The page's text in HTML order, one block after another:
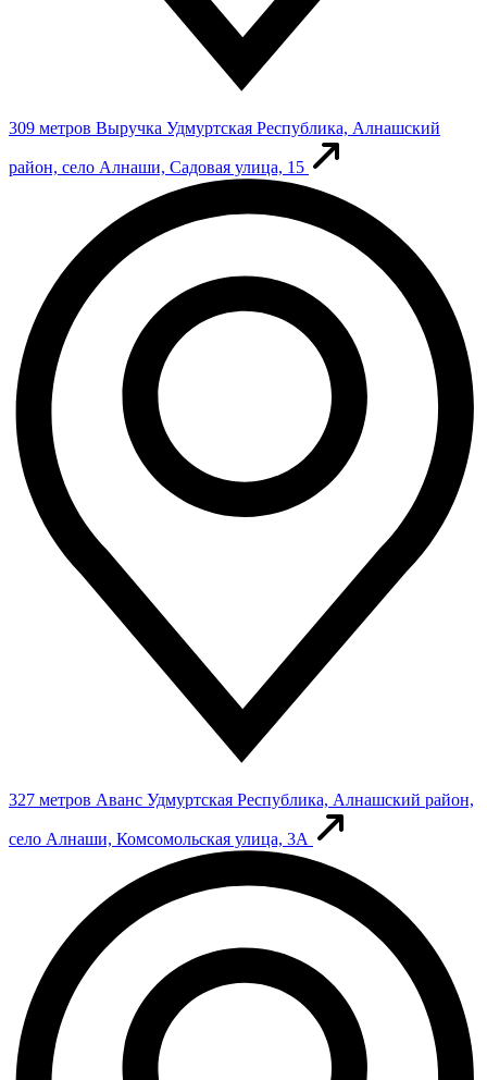
309 метров Выручка Удмуртская Республика, Алнашский
район, село Алнаши, Садовая улица, 15
327 метров Аванс Удмуртская Республика, Алнашский район,
село Алнаши, Комсомольская улица, 3А